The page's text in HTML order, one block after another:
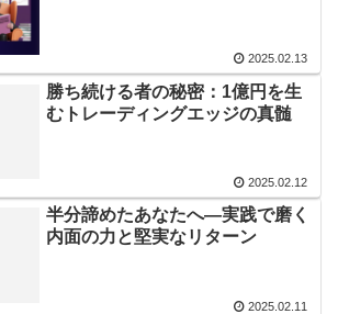
2025.02.13
勝ち続ける者の秘密：1億円を生
むトレーディングエッジの真髄
2025.02.12
半分諦めたあなたへ―実践で磨く
内面の力と堅実なリターン
2025.02.11